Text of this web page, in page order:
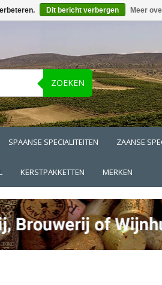
ZOEKEN
SPAANSE SPECIALITEITEN ZAANSE
KERSTPAKKETTEN MERKEN
Dit bericht verbergen Meer